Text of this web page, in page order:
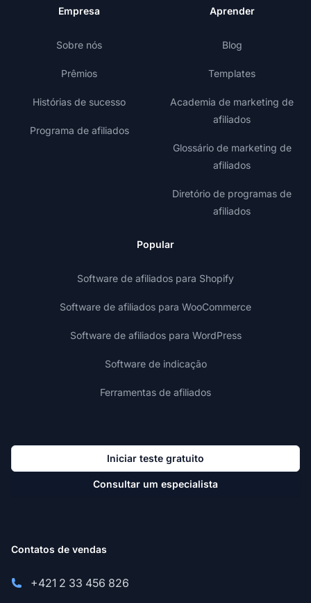
Empresa
Sobre nós
Prêmios
Histórias de sucesso
Programa de afiliados
Aprender
Blog
Templates
Academia de marketing de
afiliados
Glossário de marketing de
afiliados
Diretório de programas de
afiliados
Popular
Software de afiliados para Shopify
Software de afiliados para WooCommerce
Software de afiliados para WordPress
Software de indicação
Ferramentas de afiliados
Iniciar teste gratuito
Consultar um especialista
Contatos de vendas
+421 2 33 456 826